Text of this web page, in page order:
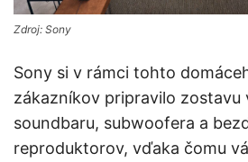
Zdroj: Sony
Sony si v rámci tohto
zákazníkov pripravilo zostavu
soundbaru, subwoofera a
reproduktorov, vďaka čomu